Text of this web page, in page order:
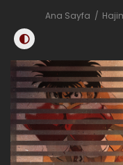
Ana Sayfa